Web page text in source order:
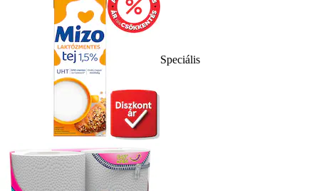
Speciális